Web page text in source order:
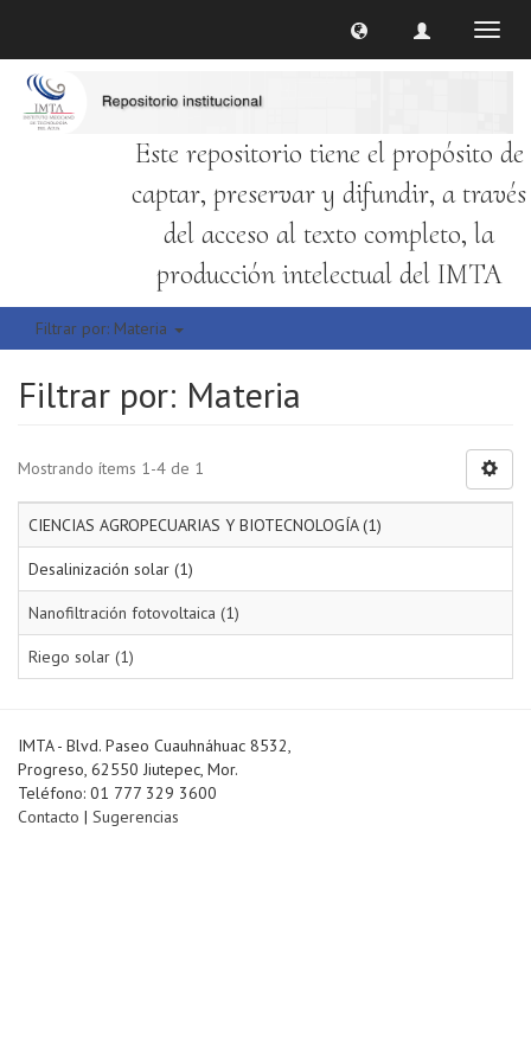
Este repositorio tiene el propósito de
captar, preservar y difundir, a través
del acceso al texto completo, la
producción intelectual del IMTA
Filtrar por: Materia
Filtrar por: Materia
Mostrando ítems 1-4 de 1
CIENCIAS AGROPECUARIAS Y BIOTECNOLOGÍA (1)
Desalinización solar (1)
Nanofiltración fotovoltaica (1)
Riego solar (1)
IMTA - Blvd. Paseo Cuauhnáhuac 8532,
Progreso, 62550 Jiutepec, Mor.
Teléfono: 01 777 329 3600
Contacto | Sugerencias